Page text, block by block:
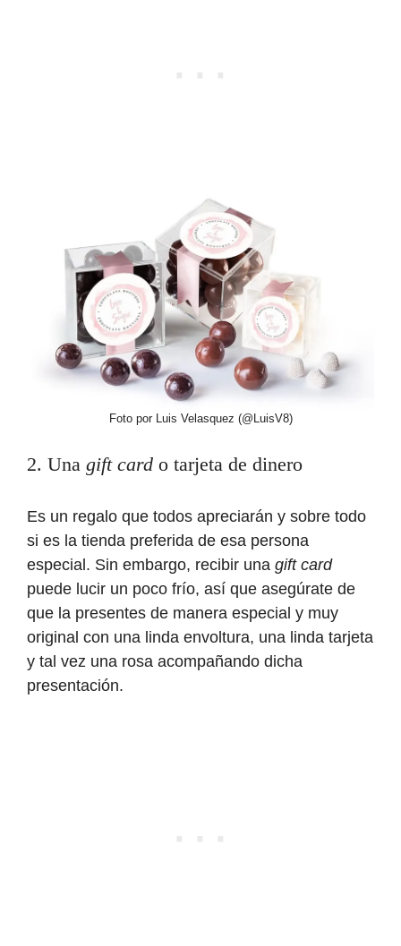
Foto por Luis Velasquez (@LuisV8)
2. Una gift card o tarjeta de dinero
Es un regalo que todos apreciarán y sobre todo
si es la tienda preferida de esa persona
especial. Sin embargo, recibir una gift card
puede lucir un poco frío, así que asegúrate de
que la presentes de manera especial y muy
original con una linda envoltura, una linda tarjeta
y tal vez una rosa acompañando dicha
presentación.